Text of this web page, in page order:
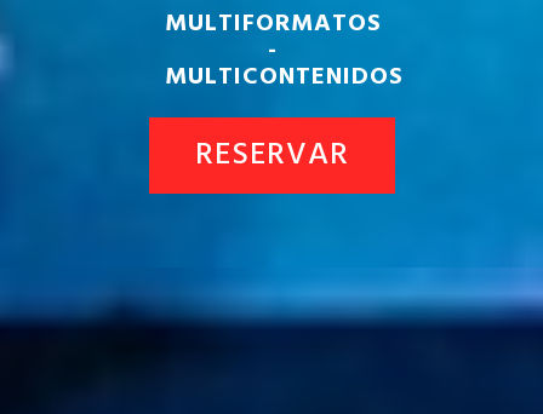
MULTIFORMATOS
-
MULTICONTENIDOS
RESERVAR